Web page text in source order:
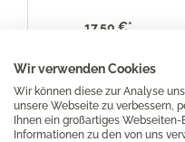
Wir verwenden Cookies
Wir können diese zur Analyse
unsere Webseite zu verbessern,
Ihnen ein großartiges
Informationen zu den von uns
17,50 €*